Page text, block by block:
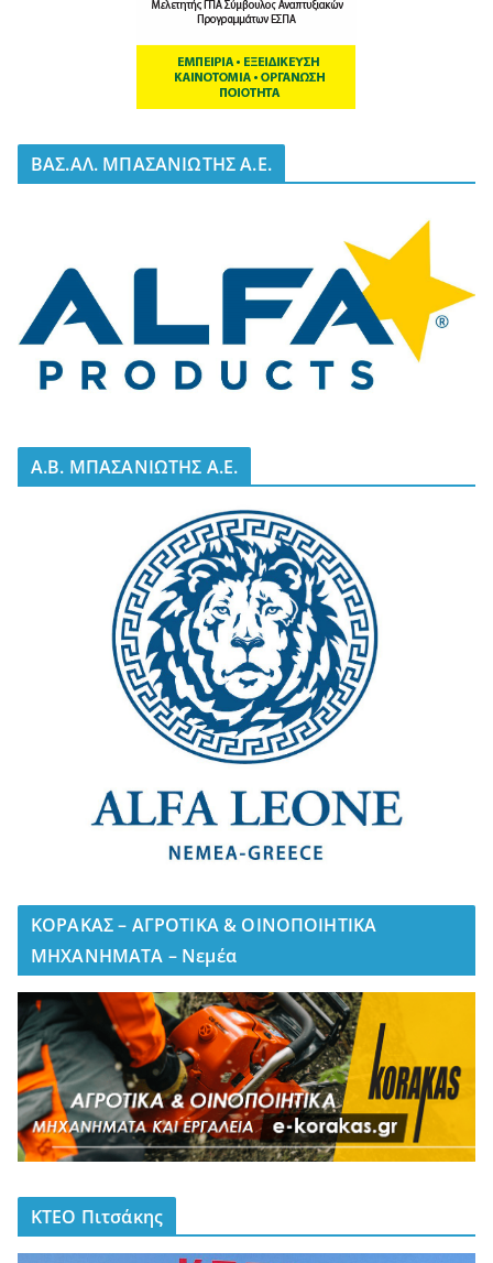
BΑΣ.ΑΛ. ΜΠΑΣΑΝΙΩΤΗΣ Α.Ε.
A.B. ΜΠΑΣΑΝΙΩΤΗΣ Α.Ε.
ΚΟΡΑΚΑΣ – ΑΓΡΟΤΙΚΑ & ΟΙΝΟΠΟΙΗΤΙΚΑ
ΜΗΧΑΝΗΜΑΤΑ – Νεμέα
ΚΤΕΟ Πιτσάκης